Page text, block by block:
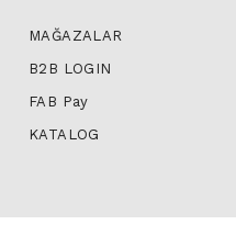
MAĞAZALAR
B2B LOGIN
FAB Pay
KATALOG